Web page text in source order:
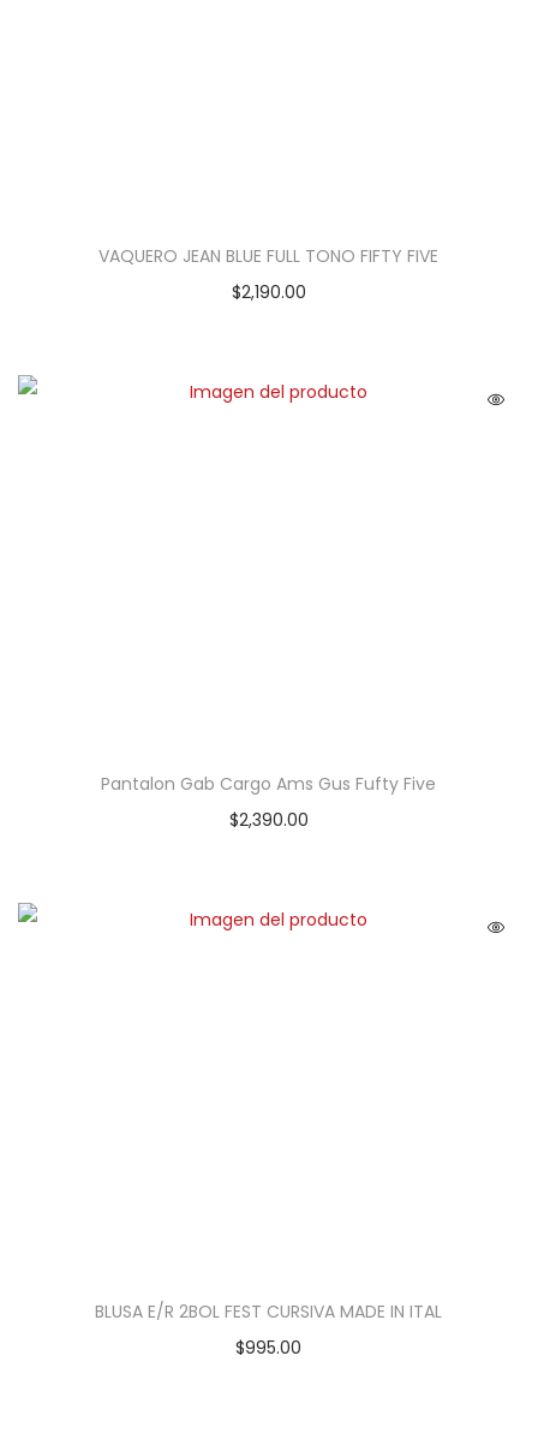
VAQUERO JEAN BLUE FULL TONO FIFTY FIVE
$2,190.00
Pantalon Gab Cargo Ams Gus Fufty Five
$2,390.00
BLUSA E/R 2BOL FEST CURSIVA MADE IN ITAL
$995.00